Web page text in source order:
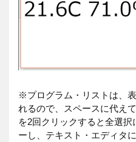
※プログラム・リストは、
れるので、スペースに代え
を2回クリックすると全選
ーし、テキスト・エディタ